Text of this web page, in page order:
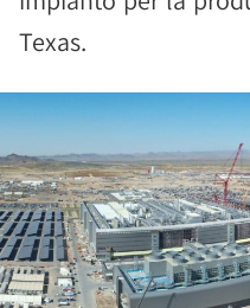
Texas.